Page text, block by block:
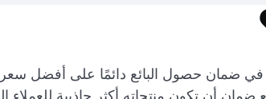
في ضمان حصول البائع دائمًا على أفضل سعر